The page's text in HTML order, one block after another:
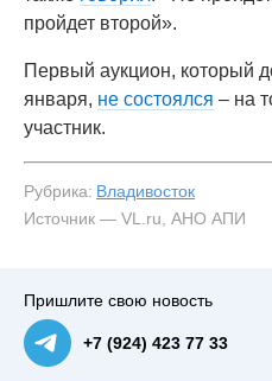
пройдет второй».
Первый аукцион, который
января, не состоялся – на
участник.
Рубрика: Владивосток
Источник — VL.ru, АНО АПИ
Пришлите свою новость
+7 (924) 423 77 33